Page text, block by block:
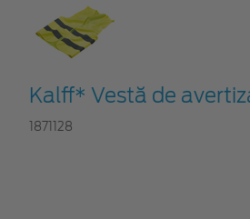
Kalff* Vestă de
1871128